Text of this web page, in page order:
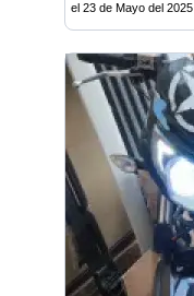
el 23 de Mayo del 2025